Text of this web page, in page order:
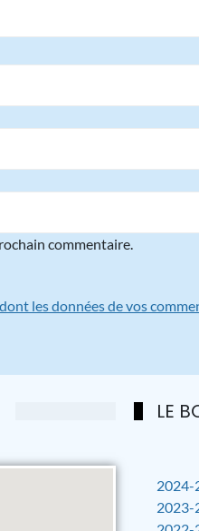
commentaire.
les données de vos
LE
2024-
2023-